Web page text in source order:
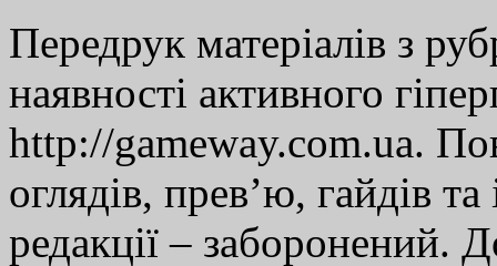
Передрук матеріалів з
наявності активного
http://gameway.com.ua.
оглядів, прев’ю, гайдів
редакції – заборонений.